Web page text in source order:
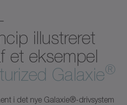
illustreret
et eksempel
Galaxie®
i det nye Galaxie®-drivsystem